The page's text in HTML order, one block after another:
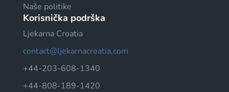
Naše politike
Korisnička podrška
Ljekarna Croatia
contact@ljekarnacroatia.com
+44-203-608-1340
+44-808-189-1420